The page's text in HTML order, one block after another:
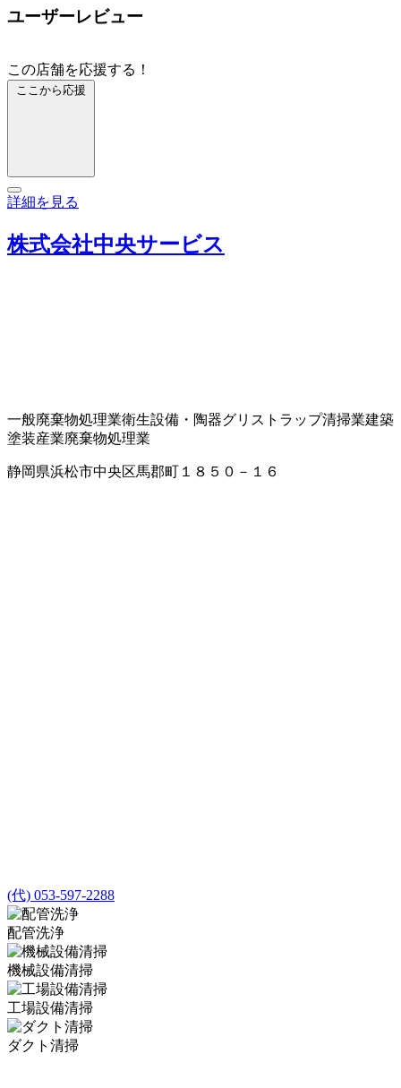
ユーザーレビュー
この店舗を応援する！
ここから応援
詳細を見る
株式会社中央サービス
一般廃棄物処理業衛生設備・陶器グリストラップ清掃業建築
塗装産業廃棄物処理業
静岡県浜松市中央区馬郡町１８５０－１６
(代) 053-597-2288
配管洗浄
機械設備清掃
工場設備清掃
ダクト清掃